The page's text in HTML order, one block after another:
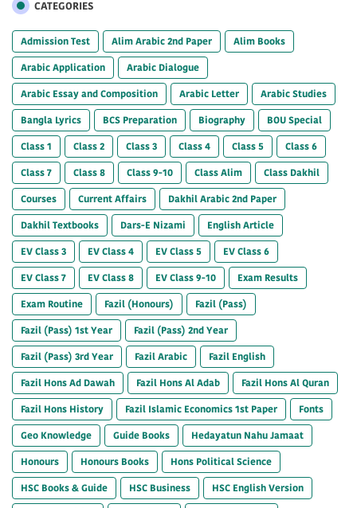
CATEGORIES
Admission Test Alim Arabic 2nd Paper
Alim Books
Arabic Application
Arabic Dialogue
Arabic Essay and Composition
Arabic Letter
Arabic Studies
Bangla Lyrics
BCS Preparation Biography
BOU Special
Class 1
Class 2 Class 3 Class 4 Class 5
Class 6
Class 7
Class 8 Class 9-10 Class Alim
Class Dakhil
Courses
Current Affairs
Dakhil Arabic 2nd Paper
Dakhil Textbooks
Dars-E Nizami
English Article
EV Class 3
EV Class 4 EV Class 5
EV Class 6
EV Class 7
EV Class 8 EV Class 9-10
Exam Results
Exam Routine
Fazil (Honours)
Fazil (Pass)
Fazil (Pass) 1st Year
Fazil (Pass) 2nd Year
Fazil (Pass) 3rd Year
Fazil Arabic
Fazil English
Fazil Hons Ad Dawah
Fazil Hons Al Adab
Fazil Hons Al Quran
Fazil Hons History
Fazil Islamic Economics 1st Paper
Fonts
Geo Knowledge
Guide Books
Hedayatun Nahu Jamaat
Honours
Honours Books
Hons Political Science
HSC Books & Guide
HSC Business
HSC English Version